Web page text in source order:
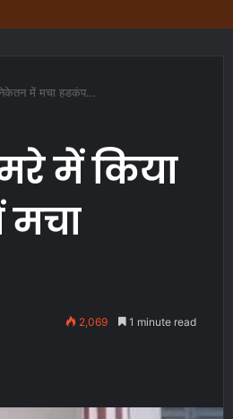
में मचा हडकंप…
में किया
2,069 1 minute read